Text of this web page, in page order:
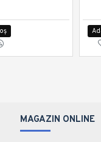
MAGAZIN ONLINE